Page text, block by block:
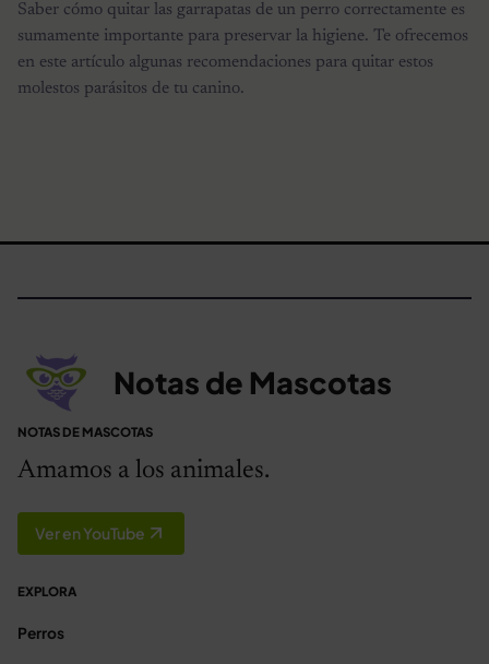
Saber cómo quitar las garrapatas de un perro correctamente es
sumamente importante para preservar la higiene. Te ofrecemos
en este artículo algunas recomendaciones para quitar estos
molestos parásitos de tu canino.
Notas de Mascotas
NOTAS DE MASCOTAS
Amamos a los animales.
Ver en YouTube
EXPLORA
Perros